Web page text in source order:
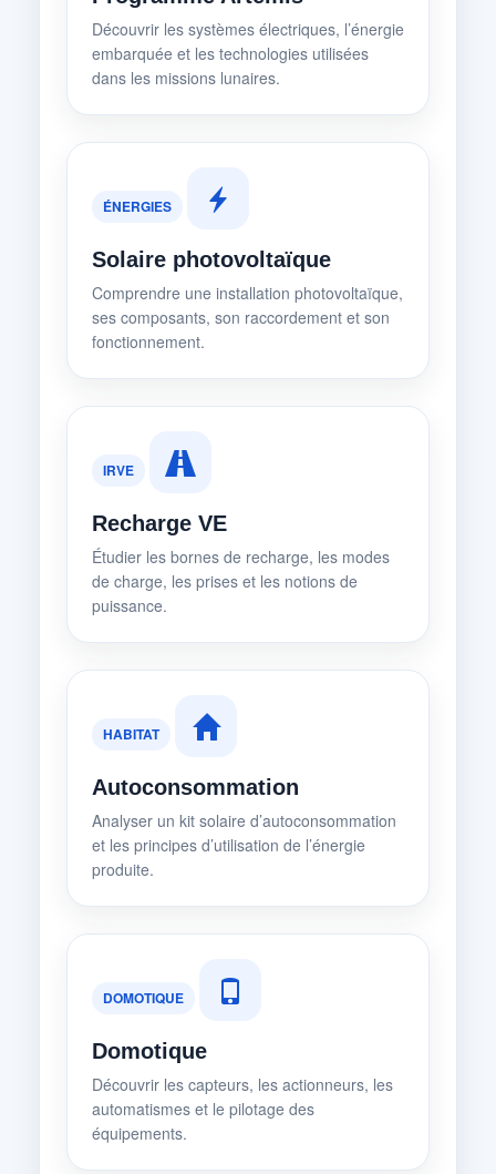
Découvrir les systèmes électriques, l’énergie
embarquée et les technologies utilisées
dans les missions lunaires.
ÉNERGIES
Solaire photovoltaïque
Comprendre une installation photovoltaïque,
ses composants, son raccordement et son
fonctionnement.
IRVE
Recharge VE
Étudier les bornes de recharge, les modes
de charge, les prises et les notions de
puissance.
HABITAT
Autoconsommation
Analyser un kit solaire d’autoconsommation
et les principes d’utilisation de l’énergie
produite.
DOMOTIQUE
Domotique
Découvrir les capteurs, les actionneurs, les
automatismes et le pilotage des
équipements.